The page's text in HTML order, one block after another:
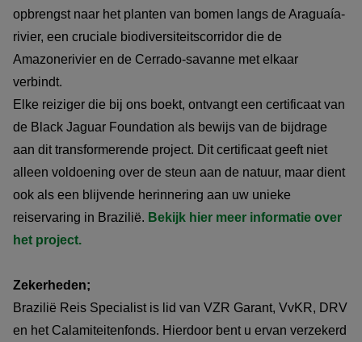
opbrengst naar het planten van bomen langs de Araguaía-
rivier, een cruciale biodiversiteitscorridor die de
Amazonerivier en de Cerrado-savanne met elkaar
verbindt.
Elke reiziger die bij ons boekt, ontvangt een certificaat van
de Black Jaguar Foundation als bewijs van de bijdrage
aan dit transformerende project. Dit certificaat geeft niet
alleen voldoening over de steun aan de natuur, maar dient
ook als een blijvende herinnering aan uw unieke
reiservaring in Brazilië. Bekijk hier meer informatie over
het project.
Zekerheden;
Brazilië Reis Specialist is lid van VZR Garant, VvKR, DRV
en het Calamiteitenfonds. Hierdoor bent u ervan verzekerd